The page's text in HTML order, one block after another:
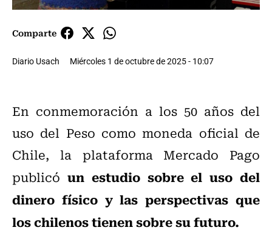
Comparte
Diario Usach Miércoles 1 de octubre de 2025 - 10:07
En conmemoración a los 50 años del
uso del Peso como moneda oficial de
Chile, la plataforma Mercado Pago
publicó un estudio sobre el uso del
dinero físico y las perspectivas que
los chilenos tienen sobre su futuro.